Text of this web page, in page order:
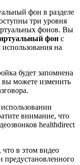
альный фон в разделе
ступны три уровня
ртуальных фонов. Вы
ртуальный фон с
использования на
ойка будет запомнена
вы можете изменить
зговора.
использовании
атите внимание, что
деозвонков healthdirect
, что в этом видео
предустановленного